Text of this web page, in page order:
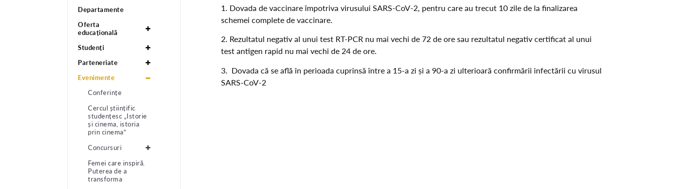
Departamente
Oferta
educațională
Studenți
Parteneriate
Evenimente
Conferințe
Cercul științific
studențesc „Istorie
și cinema, istoria
prin cinema”
Concursuri
Femei care inspiră.
Puterea de a
transforma
1. Dovada de vaccinare împotriva virusului SARS-CoV-2, pentru care au trecut 10 zile de la finalizarea
schemei complete de vaccinare.
2. Rezultatul negativ al unui test RT-PCR nu mai vechi de 72 de ore sau rezultatul negativ certificat al unui
test antigen rapid nu mai vechi de 24 de ore.
3. Dovada că se află în perioada cuprinsă între a 15-a zi și a 90-a zi ulterioară confirmării infectării cu virusul
SARS-CoV-2